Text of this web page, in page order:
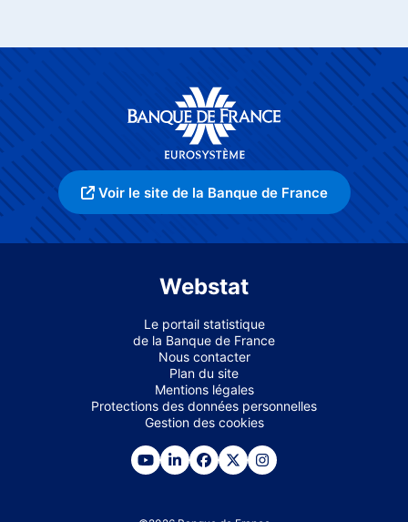
Voir le site de la Banque de France
Webstat
Le portail statistique
de la Banque de France
Nous contacter
Plan du site
Mentions légales
Protections des données personnelles
Gestion des cookies